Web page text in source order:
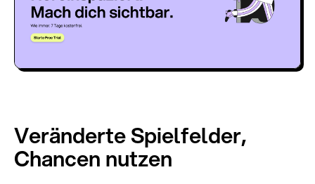
Veränderte Spielfelder,
Chancen nutzen